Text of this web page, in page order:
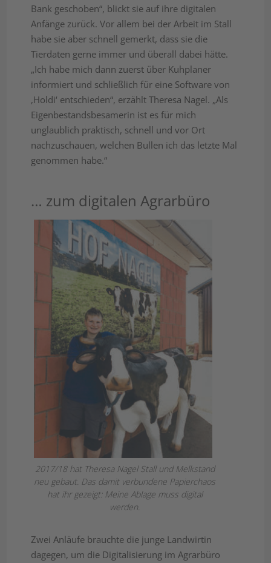
Bank geschoben“, blickt sie auf ihre digitalen
Anfänge zurück. Vor allem bei der Arbeit im Stall
habe sie aber schnell gemerkt, dass sie die
Tierdaten gerne immer und überall dabei hätte.
„Ich habe mich dann zuerst über Kuhplaner
informiert und schließlich für eine Software von
,Holdi‘ entschieden“, erzählt Theresa Nagel. „Als
Eigenbestandsbesamerin ist es für mich
unglaublich praktisch, schnell und vor Ort
nachzuschauen, welchen Bullen ich das letzte Mal
genommen habe.“
… zum digitalen Agrarbüro
2017/18 hat Theresa Nagel Stall und Melkstand
neu gebaut. Das damit verbundene Papierchaos
hat ihr gezeigt: Meine Ablage muss digital
werden.
Zwei Anläufe brauchte die junge Landwirtin
dagegen, um die Digitalisierung im Agrarbüro